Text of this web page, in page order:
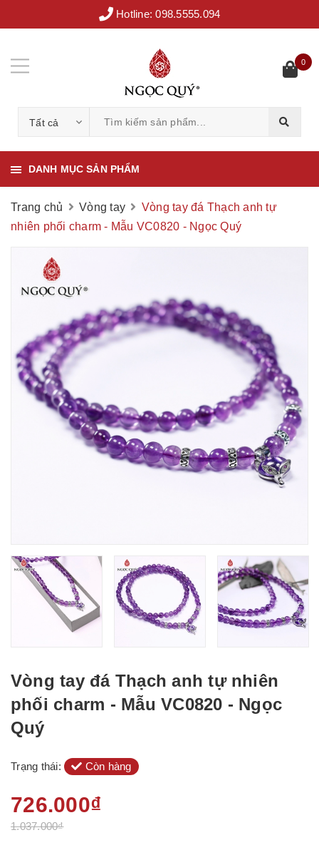
Hotline:098.5555.094
Tất cả
0
DANH MỤC SẢN PHẨM
Trang chủ Vòng tay
Vòng tay đá Thạch anh tự
nhiên phối charm - Mẫu VC0820 - Ngọc Quý
Vòng tay đá Thạch anh tự nhiên
phối charm - Mẫu VC0820 - Ngọc
Quý
Trạng thái: Còn hàng
726.000₫
1.037.000₫